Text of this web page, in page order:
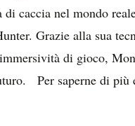
di caccia nel mondo
Grazie alla sua
di gioco,
Per saperne di più